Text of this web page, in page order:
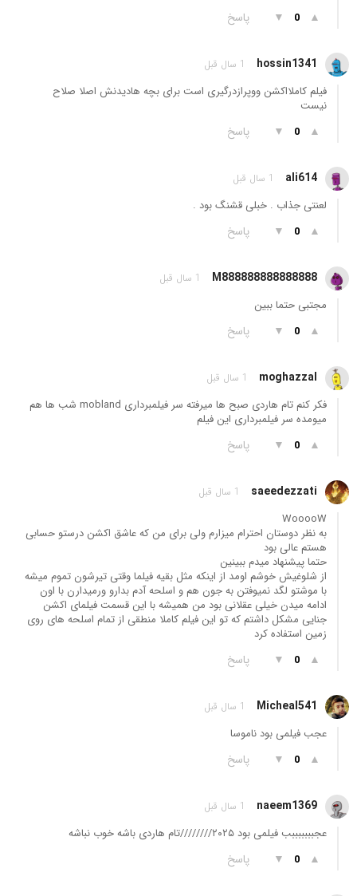
▲
0
▼ پاسخ
hossin1341 1 سال قبل
فیلم کاملااکشن ووپرازدرگیری است برای بچه هادیدنش اصلا صلاح
نیست
▲
0
▼ پاسخ
ali614 1 سال قبل
لعنتی جذاب . خبلی قشنگ بود .
▲
0
▼ پاسخ
M888888888888888 1 سال قبل
مجتبی حتما ببین
▲
0
▼ پاسخ
moghazzal 1 سال قبل
فکر کنم تام هاردی صبح ها میرفته سر فیلمبرداری mobland شب ها هم
میومده سر فیلمبرداری این فیلم
▲
0
▼ پاسخ
saeedezzati 1 سال قبل
WooooW
به نظر دوستان احترام میزارم ولی برای من که عاشق اکشن درستو حسابی
هستم عالی بود
حتما پیشنهاد میدم ببینین
از شلوغیش خوشم اومد از اینکه مثل بقیه فیلما وقتی تیرشون تموم میشه
با موشتو لگد نمیوفتن به جون هم و اسلحه آدم بدارو ورمیدارن با اون
ادامه میدن خیلی عقلانی بود من همیشه با این قسمت فیلمای اکشن
جنایی مشکل داشتم که تو این فیلم کاملا منطقی از تمام اسلحه های روی
زمین استفاده کرد
▲
0
▼ پاسخ
Micheal541 1 سال قبل
عجب فیلمی بود ناموسا
▲
0
▼ پاسخ
naeem1369 1 سال قبل
عجبببببببب فیلمی بود ۲۰۲۵////////تام هاردی باشه خوب نباشه
▲
0
▼ پاسخ